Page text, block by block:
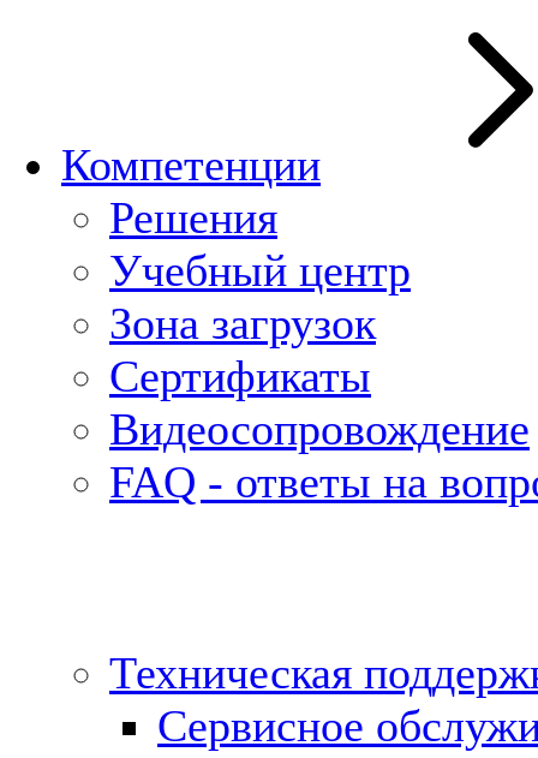
Компетенции
Решения
Учебный центр
Зона загрузок
Сертификаты
Видеосопровождение
FAQ - ответы на
Техническая
Сервисное